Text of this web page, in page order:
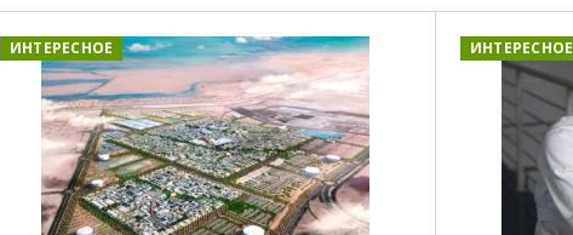
ИНТЕРЕСНОЕ ИНТЕРЕСНОЕ